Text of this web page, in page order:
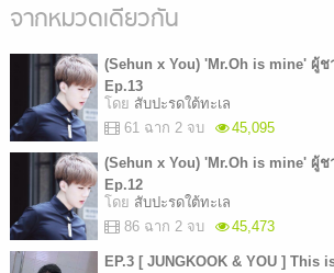
จากหมวดเดียวกัน
(Sehun x You) 'Mr.Oh is mine' ผู้
Ep.13
โดย สับปะรดใต้ทะเล
61 ฉาก 2 จบ
45,095
(Sehun x You) 'Mr.Oh is mine' ผู้
Ep.12
โดย สับปะรดใต้ทะเล
86 ฉาก 2 จบ
45,473
EP.3 [ JUNGKOOK & YOU ] This